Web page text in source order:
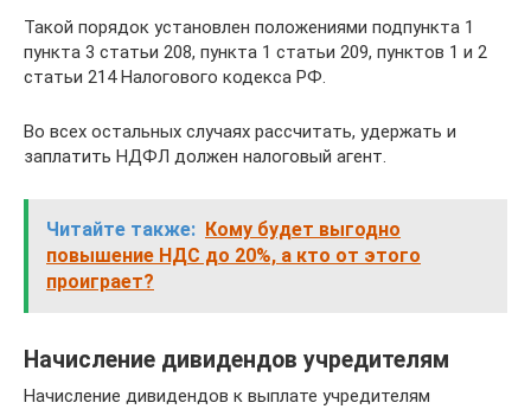
Такой порядок установлен положениями подпункта 1
пункта 3 статьи 208, пункта 1 статьи 209, пунктов 1 и 2
статьи 214 Налогового кодекса РФ.
Во всех остальных случаях рассчитать, удержать и
заплатить НДФЛ должен налоговый агент.
Читайте также: Кому будет выгодно
повышение НДС до 20%, а кто от этого
проиграет?
Начисление дивидендов учредителям
Начисление дивидендов к выплате учредителям